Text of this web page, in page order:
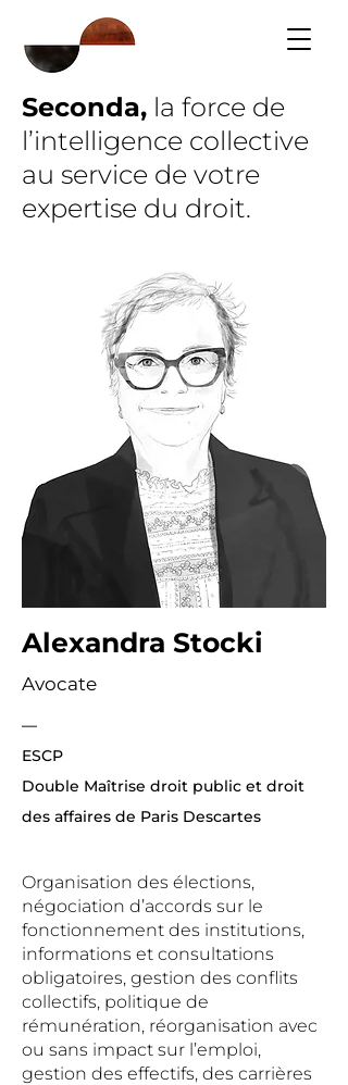
Seconda, la force de
l’intelligence collective
au service de votre
expertise du droit.
Alexandra Stocki
Avocate
—
ESCP
Double Maîtrise droit public et droit
des affaires de Paris Descartes
Organisation des élections,
négociation d’accords sur le
fonctionnement des institutions,
informations et consultations
obligatoires, gestion des conflits
collectifs, politique de
rémunération, réorganisation avec
ou sans impact sur l’emploi,
gestion des effectifs, des carrières